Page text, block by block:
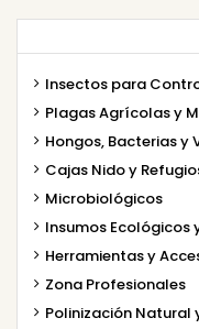
Insectos para
Plagas Agrícolas y
Hongos, Bacterias y
Cajas Nido y
Microbiológicos
Insumos Ecológicos
Herramientas y
Zona Profesionales
Polinización Natural